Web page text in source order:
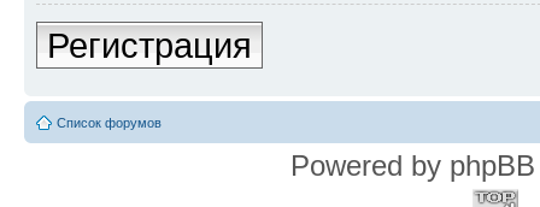
Регистрация
Список форумов
Powered by